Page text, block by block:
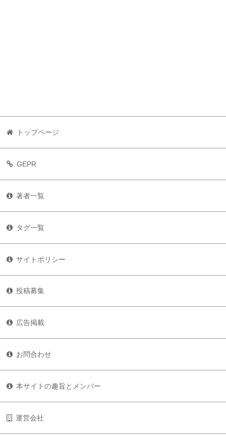
トップページ
GEPR
著者一覧
タグ一覧
サイトポリシー
投稿募集
広告掲載
お問合わせ
本サイトの趣旨とメンバー
運営会社